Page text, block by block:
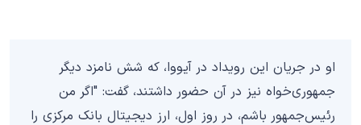
او در جریان این رویداد در آیووا، که شش نامزد دیگر
جمهوری‌خواه نیز در آن حضور داشتند، گفت: "اگر من
رئیس‌جمهور باشم، در روز اول، ارز دیجیتال بانک مرکزی را